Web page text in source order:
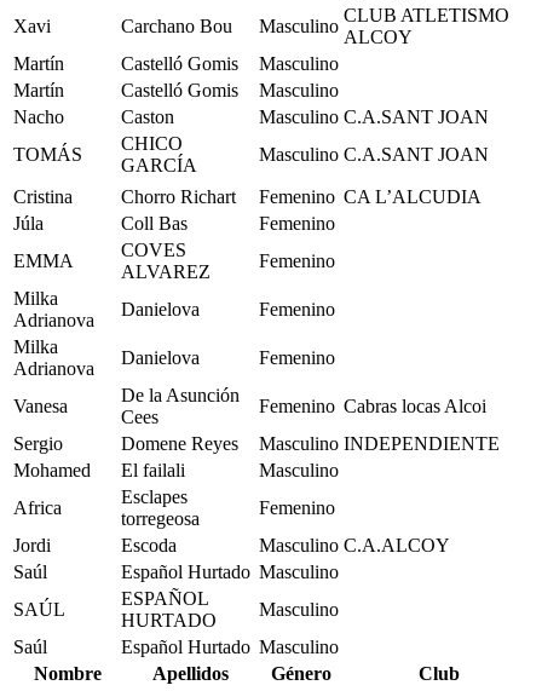
Xavi
Carchano Bou Masculino
CLUB ATLETISMO
ALCOY
Martín
Castelló Gomis
Masculino
Martín
Castelló Gomis
Masculino
Nacho
Caston Masculino C.A.SANT JOAN
TOMÁS
CHICO
GARCÍA
Masculino C.A.SANT JOAN
Cristina Chorro Richart Femenino CA L’ALCUDIA
Júla
Coll Bas
Femenino
EMMA
COVES
ALVAREZ
Femenino
Milka
Adrianova
Danielova
Femenino
Milka
Adrianova
Danielova Femenino
Vanesa
De la Asunción
Cees
Femenino Cabras locas Alcoi
Sergio
Domene Reyes Masculino INDEPENDIENTE
Mohamed
El failali
Masculino
Africa
Esclapes
torregeosa
Femenino
Jordi
Escoda Masculino C.A.ALCOY
Saúl
Español Hurtado Masculino
SAÚL
ESPAÑOL
HURTADO
Masculino
Saúl
Español Hurtado Masculino
Nombre
Apellidos Género Club